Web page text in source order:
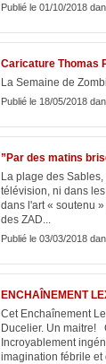
Publié le 01/10/2018
Caricature Thomas
La Semaine de
Publié le 18/05/2018
”Par des matins
La plage des
télévision, ni dans
dans l'art « soutenu
des ZAD...
Publié le 03/03/2018
ENCHAÎNEMENT
Cet Enchaînement
Ducelier. Un maitre!
Incroyablement
imagination fébrile et